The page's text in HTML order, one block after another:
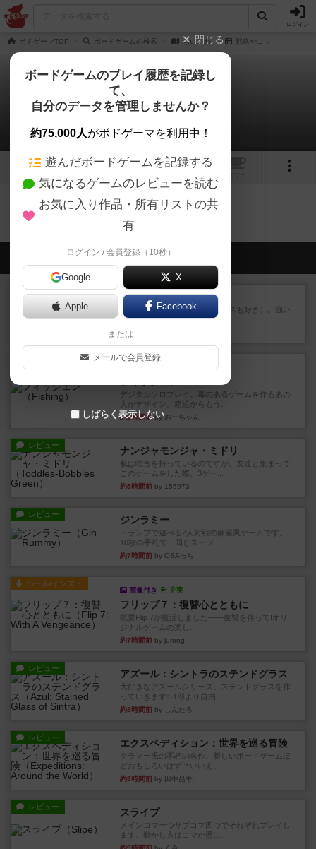
ログイン
ボドゲーマTOP ボードゲームの検索 ちいこわ 戦略やコツ
ちいこわ
0件の戦略やコツ
1 2 1
ちいこわのトップに戻る
会員の新しい投稿
レビュー マスクメン
マスクメンすごい好き（プロレスも好き）。強い
やつを決めるというより、ジ...
16分前
デジタルソロプレイ。毒のあるゲームを作るあの
人がデザイン。箱絵からもう...
約2時間前by おーちゃん
レビュー ナンジャモンジャ・ミドリ
私は吃音を持っているのですが、友達と集まって
このゲームをした際、3ゲー...
約5時間前 by 155973
レビュー ジンラミー
トランプで遊べる2人対戦の麻雀風ゲームです。
10枚の手札で、同じスーツ...
約7時間前 by OSAっち
ルール/インスト
画像付き 充実
フリップ７：復讐心とともに
概要Flip 7が復活しました――復讐を伴って!オリ
ジナルゲームの楽し...
約7時間前 by jurong
レビュー アズール：シントラのステンドグラス
大好きなアズールシリーズ。ステンドグラスを作
っていきます✨1部より自由...
約8時間前 by しんたろ
レビュー エクスペディション：世界を巡る冒険
クラマー氏の不朽の名作。新しいボードゲームほ
どおもしろいはず？いいえ。...
約8時間前 by 田中昌平
レビュー スライプ
メインコマ一つサブコマ四つでそれぞれプレイし
ます。動かし方はコマか壁に...
閉じる
ボードゲームのプレイ履歴を記録し
て、
自分のデータを管理しませんか？
約75,000人がボドゲーマを利用中！
遊んだボードゲームを記録する
気になるゲームのレビューを読む
お気に入り作品・所有リストの共
有
ログイン / 会員登録（10秒）
Google X
Apple Facebook
または
メールで会員登録
しばらく表示しない